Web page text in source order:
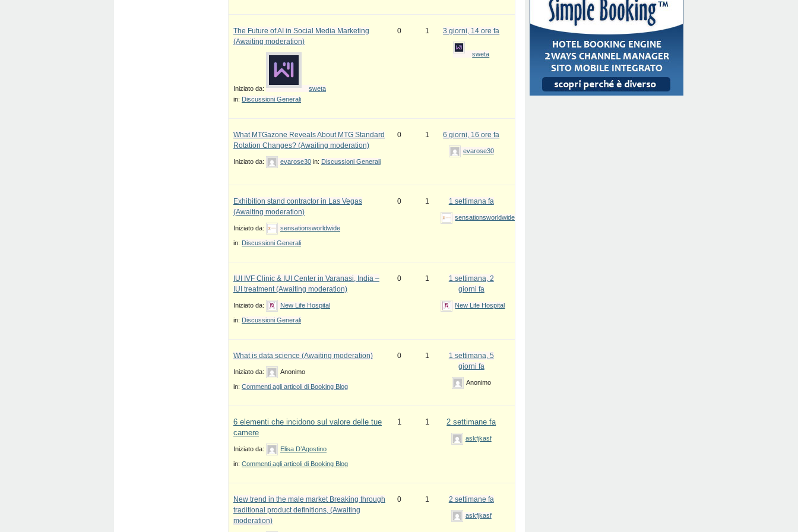
The Future of AI in Social Media Marketing
(Awaiting moderation)
Iniziato da:
sweta
in: Discussioni Generali
0 1 3 giorni, 14 ore fa
sweta
What MTGazone Reveals About MTG Standard
Rotation Changes? (Awaiting moderation)
Iniziato da: evarose30 in: Discussioni Generali
0 1 6 giorni, 16 ore fa
evarose30
Exhibition stand contractor in Las Vegas
(Awaiting moderation)
Iniziato da: sensationsworldwide
in: Discussioni Generali
0 1 1 settimana fa
sensationsworldwide
IUI IVF Clinic & IUI Center in Varanasi, India –
IUI treatment (Awaiting moderation)
Iniziato da: New Life Hospital
in: Discussioni Generali
0 1
1 settimana, 2
giorni fa
New Life Hospital
What is data science (Awaiting moderation)
Iniziato da: Anonimo
in: Commenti agli articoli di Booking Blog
0 1
1 settimana, 5
giorni fa
Anonimo
6 elementi che incidono sul valore delle tue
camere
Iniziato da: Elisa D’Agostino
in: Commenti agli articoli di Booking Blog
1 1 2 settimane fa
askfjkasf
New trend in the male market Breaking through
traditional product definitions, (Awaiting
moderation)
0 1 2 settimane fa
askfjkasf